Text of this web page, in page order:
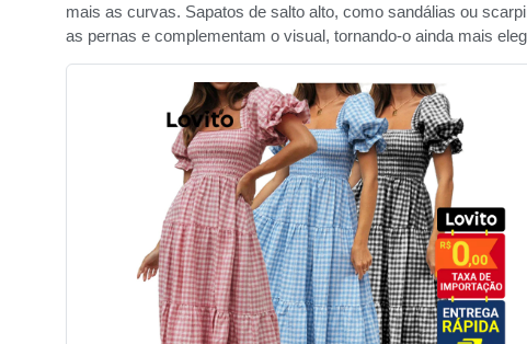
mais as curvas. Sapatos de salto alto, como sandálias ou
as pernas e complementam o visual, tornando-o ainda mais